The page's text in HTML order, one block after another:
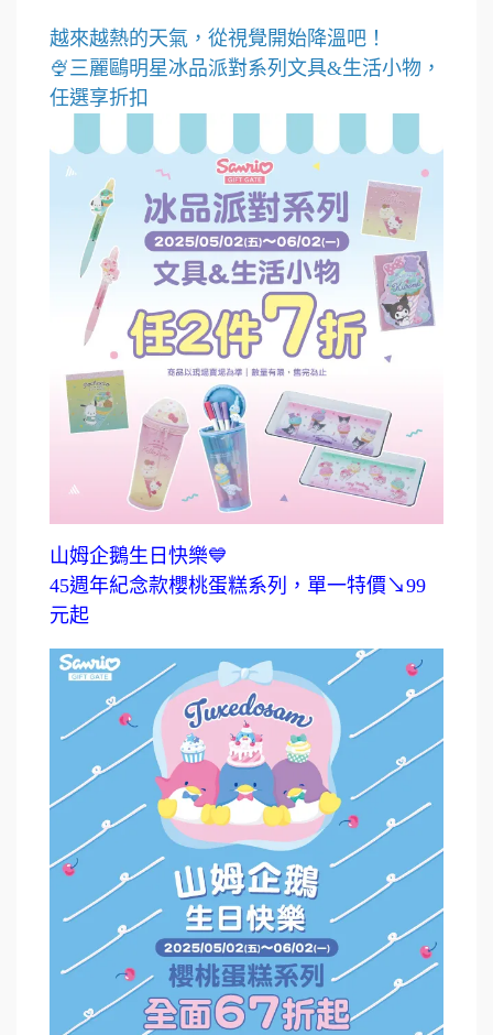
越來越熱的天氣，從視覺開始降溫吧！
🍨三麗鷗明星冰品派對系列文具&生活小物，
任選享折扣
山姆企鵝生日快樂💙
45週年紀念款櫻桃蛋糕系列，單一特價↘99
元起